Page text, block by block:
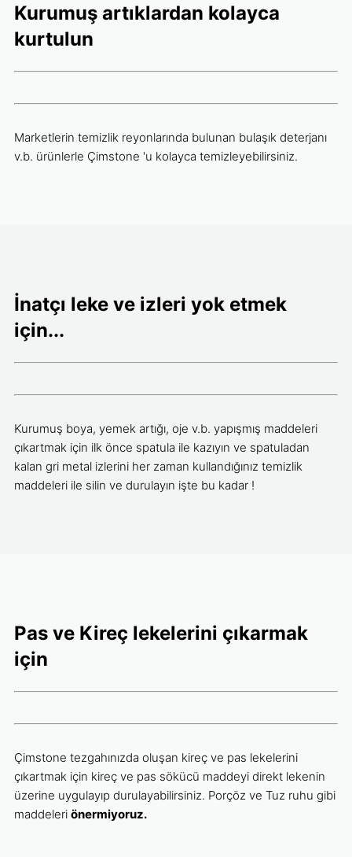
Kurumuş artıklardan kolayca
kurtulun
Marketlerin temizlik reyonlarında bulunan bulaşık deterjanı
v.b. ürünlerle Çimstone 'u kolayca temizleyebilirsiniz.
İnatçı leke ve izleri yok etmek
için...
Kurumuş boya, yemek artığı, oje v.b. yapışmış maddeleri
çıkartmak için ilk önce spatula ile kazıyın ve spatuladan
kalan gri metal izlerini her zaman kullandığınız temizlik
maddeleri ile silin ve durulayın işte bu kadar !
Pas ve Kireç lekelerini çıkarmak
için
Çimstone tezgahınızda oluşan kireç ve pas lekelerini
çıkartmak için kireç ve pas sökücü maddeyi direkt lekenin
üzerine uygulayıp durulayabilirsiniz. Porçöz ve Tuz ruhu gibi
maddeleri önermiyoruz.